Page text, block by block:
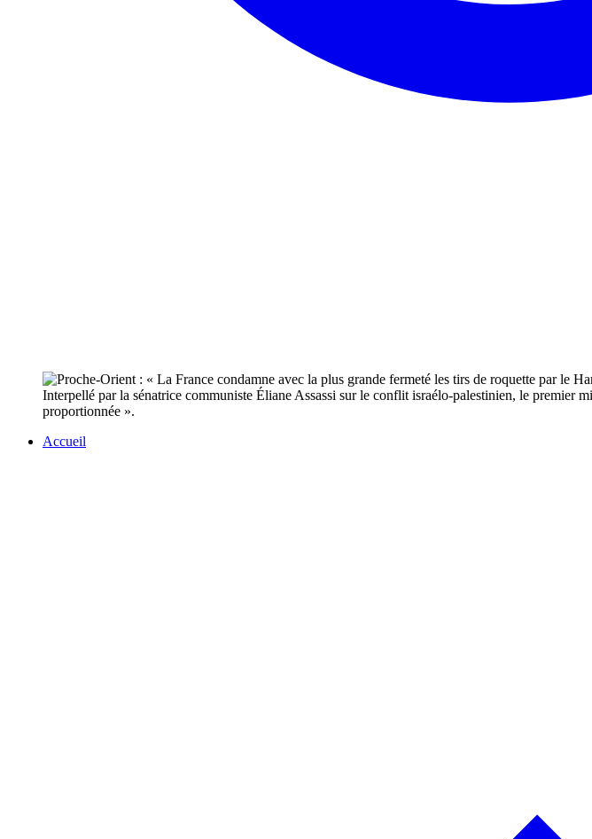
Interpellé par la sénatrice communiste Éliane Assassi sur le conflit israélo-palestinien, le premier
proportionnée ».
Accueil